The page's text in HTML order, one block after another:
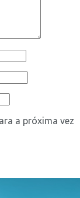
a próxima vez